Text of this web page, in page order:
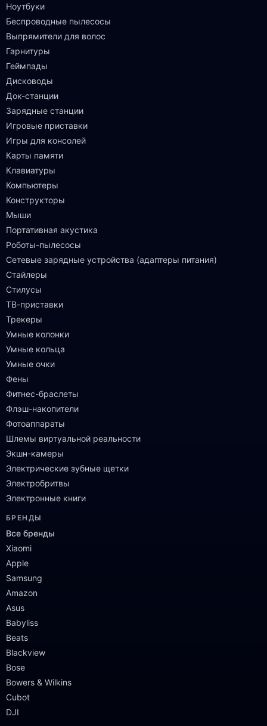
Ноутбуки
Беспроводные пылесосы
Выпрямители для волос
Гарнитуры
Геймпады
Дисководы
Док-станции
Зарядные станции
Игровые приставки
Игры для консолей
Карты памяти
Клавиатуры
Компьютеры
Конструкторы
Мыши
Портативная акустика
Роботы-пылесосы
Сетевые зарядные устройства (адаптеры питания)
Стайлеры
Стилусы
ТВ-приставки
Трекеры
Умные колонки
Умные кольца
Умные очки
Фены
Фитнес-браслеты
Флэш-накопители
Фотоаппараты
Шлемы виртуальной реальности
Экшн-камеры
Электрические зубные щетки
Электробритвы
Электронные книги
БРЕНДЫ
Все бренды
Xiaomi
Apple
Samsung
Amazon
Asus
Babyliss
Beats
Blackview
Bose
Bowers & Wilkins
Cubot
DJI